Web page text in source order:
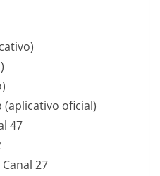
(aplicativo oficial)
47
27